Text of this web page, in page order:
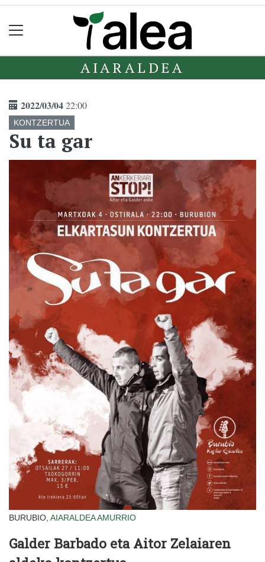
AIARALDEA
2022/03/0422:00
KONTZERTUA
Su ta gar
BURUBIO, AIARALDEAAMURRIO
Galder Barbado eta Aitor Zelaiaren